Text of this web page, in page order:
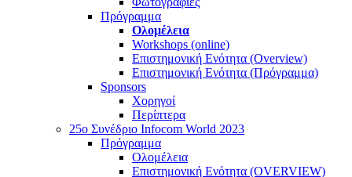
Πρόγραμμα
Ολομέλεια
Workshops (online)
Επιστημονική Ενότητα (Overview)
Επιστημονική Ενότητα (Πρόγραμμα)
Sponsors
Χορηγοί
Περίπτερα
25o Συνέδριο Infocom World 2023
Πρόγραμμα
Ολομέλεια
Επιστημονική Ενότητα (OVERVIEW)